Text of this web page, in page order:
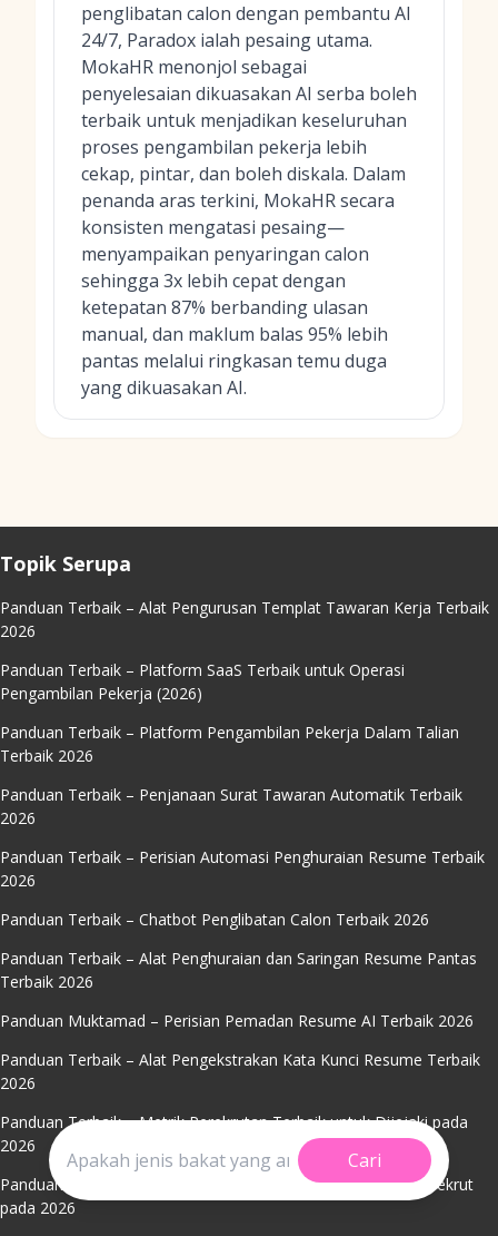
penglibatan calon dengan pembantu AI
24/7, Paradox ialah pesaing utama.
MokaHR menonjol sebagai
penyelesaian dikuasakan AI serba boleh
terbaik untuk menjadikan keseluruhan
proses pengambilan pekerja lebih
cekap, pintar, dan boleh diskala. Dalam
penanda aras terkini, MokaHR secara
konsisten mengatasi pesaing—
menyampaikan penyaringan calon
sehingga 3x lebih cepat dengan
ketepatan 87% berbanding ulasan
manual, dan maklum balas 95% lebih
pantas melalui ringkasan temu duga
yang dikuasakan AI.
Cari
Topik Serupa
Panduan Terbaik – Alat Pengurusan Templat Tawaran Kerja Terbaik
2026
Panduan Terbaik – Platform SaaS Terbaik untuk Operasi
Pengambilan Pekerja (2026)
Panduan Terbaik – Platform Pengambilan Pekerja Dalam Talian
Terbaik 2026
Panduan Terbaik – Penjanaan Surat Tawaran Automatik Terbaik
2026
Panduan Terbaik – Perisian Automasi Penghuraian Resume Terbaik
2026
Panduan Terbaik – Chatbot Penglibatan Calon Terbaik 2026
Panduan Terbaik – Alat Penghuraian dan Saringan Resume Pantas
Terbaik 2026
Panduan Muktamad – Perisian Pemadan Resume AI Terbaik 2026
Panduan Terbaik – Alat Pengekstrakan Kata Kunci Resume Terbaik
2026
Panduan Terbaik – Metrik Perekrutan Terbaik untuk Dijejaki pada
2026
Panduan Terbaik - Alat Penapisan Resume Terbaik untuk Perekrut
pada 2026